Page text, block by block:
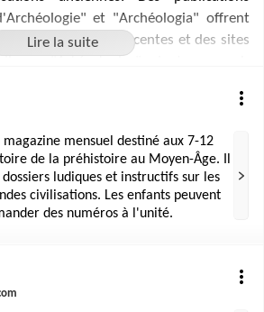
et "Archéologia" offrent
des découvertes récentes et des sites
cette offre éditoriale en se
disponibles par abonnement ou à
précieuses pour quiconque
dans l'histoire et enrichir sa
révolues.
mensuel destiné aux 7-12
de la préhistoire au Moyen-Âge. Il
ludiques et instructifs sur les
civilisations. Les enfants peuvent
des numéros à l'unité.